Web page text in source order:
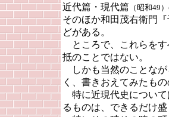
近代篇・現代篇 （昭和49）
そのほか和田茂右衛門
どがある。
ところで、これらをす
抵のことではない。
しかも当然のことなが
く、書きおえてみたも
特に近現代史について
るものは、できるだけ